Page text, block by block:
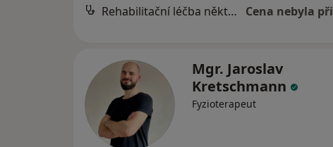
Rehabilitační léčba některých druhů funkční sterility metodou L. Mojžíšové Cena nebyla
Mgr. Jaroslav
Kretschmann
Fyzioterapeut